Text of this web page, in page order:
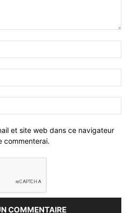
et site web dans ce navigateur
commenterai.